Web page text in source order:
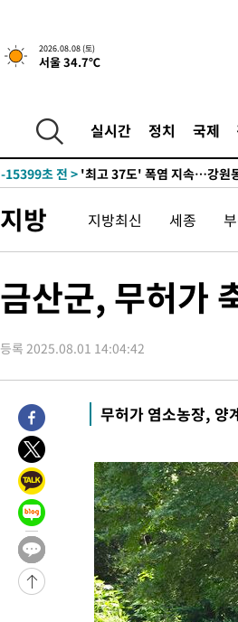
2026.08.08 (토)
서울 34.7℃
실시간 정치 국제
-8525초 전 > [속보]뉴욕증시 상승 마감
주 날씨]
-28261초 전 >
축구협회 "압수수색·성접
-26778초 전 >
송"
-15399초 전 > '최고 37도' 폭염 지속…강원
-31243초 전 >
극한폭염 한풀 꺾이지만…'
-28261초 전 >축구협회 "압수수색·성접대
송"
-15399초 전 >'최고 37도' 폭염 지속…강원
지방 지방최신 세종
금산군, 무허가
등록 2025.08.01 14:04:42
무허가 염소농장, 양